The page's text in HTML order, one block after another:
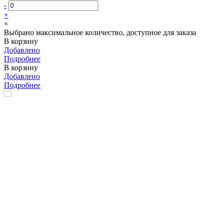
-
+
×
Выбрано максимальное количество, доступное для заказа
В корзину
Добавлено
Подробнее
В корзину
Добавлено
Подробнее